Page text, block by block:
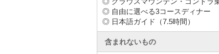
◎ 自由に選べる3コースディナー
◎ 日本語ガイド（7.5時間）
含まれないもの